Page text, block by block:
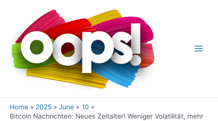
Home 2025 June
10
Bitcoin Nachrichten: Neues Zeitalter! Weniger Volatilität, mehr